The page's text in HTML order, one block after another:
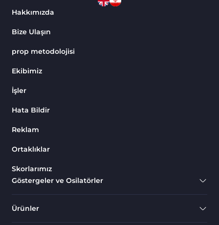
Hakkımızda
Bize Ulaşın
prop metodolojisi
Ekibimiz
İşler
Hata Bildir
Reklam
Ortaklıklar
Skorlarımız
Göstergeler ve Osilatörler
Ürünler